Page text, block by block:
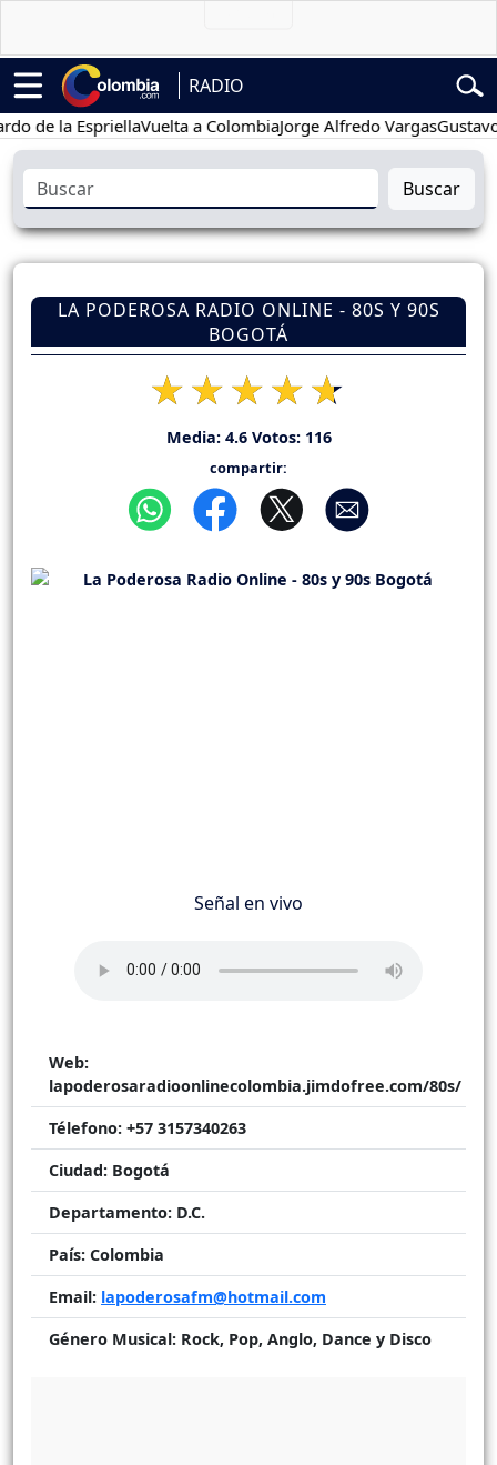
RADIO
la EspriellaVuelta a ColombiaJorge Alfredo VargasGustavo
Buscar
LA PODEROSA RADIO ONLINE - 80S Y 90S
BOGOTÁ
Media: 4.6Votos: 116
compartir:
Señal en vivo
Web:
lapoderosaradioonlinecolombia.jimdofree.com/80s/
Télefono: +57 3157340263
Ciudad: Bogotá
Departamento: D.C.
País: Colombia
Email: lapoderosafm@hotmail.com
Género Musical: Rock, Pop, Anglo, Dance y Disco